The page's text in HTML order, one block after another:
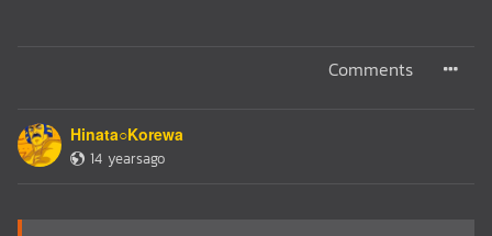
Comments
Hinata○Korewa
14 yearsago